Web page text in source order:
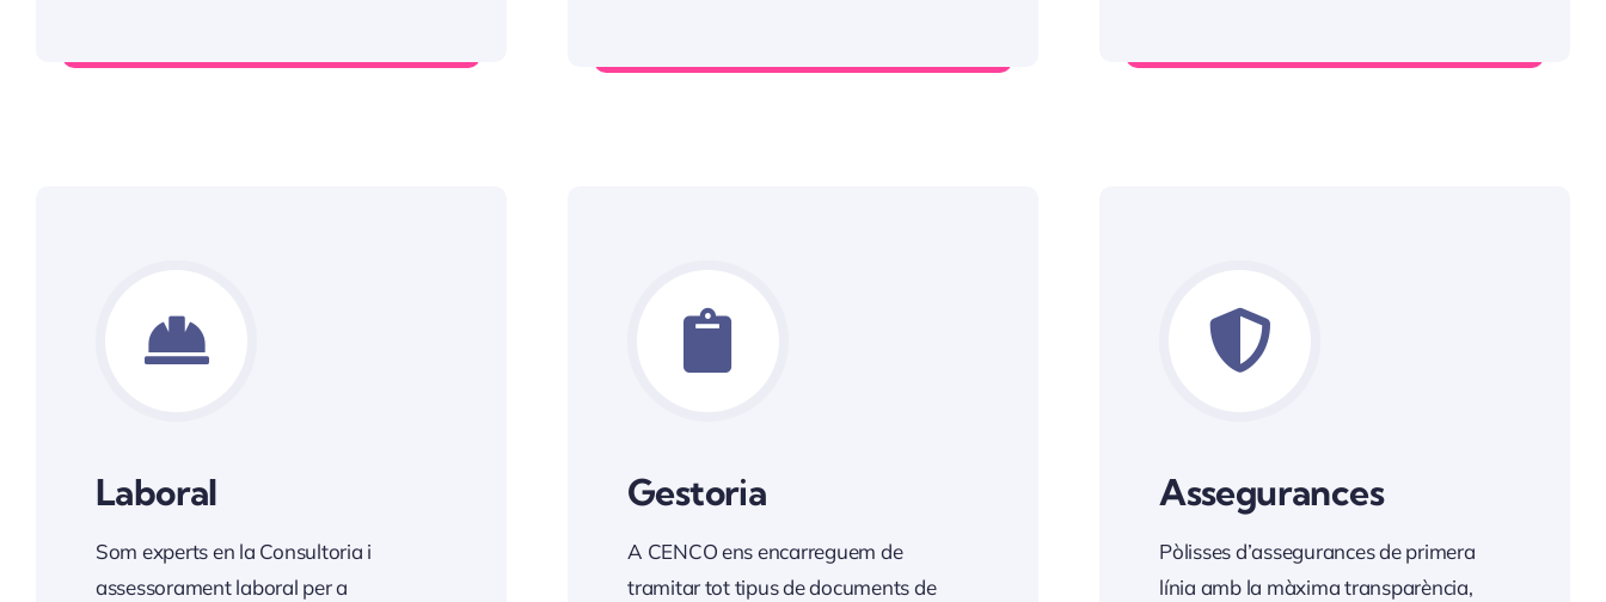
Laboral
Som experts en la Consultoria i
assessorament laboral per a
Gestoria
A CENCO ens encarreguem de
tramitar tot tipus de documents de
Assegurances
Pòlisses d’assegurances de primera
línia amb la màxima transparència,